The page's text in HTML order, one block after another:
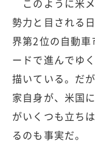
勢力と目される
界第2位の自動
ードで進んでゆ
描いている。だ
家自身が、米国
がいくつも立ち
るのも事実だ。